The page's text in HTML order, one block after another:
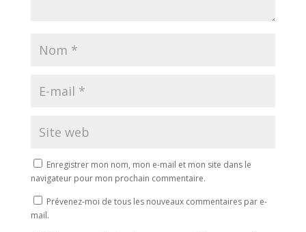
Enregistrer mon nom, mon e-mail et mon site dans le
navigateur pour mon prochain commentaire.
Prévenez-moi de tous les nouveaux commentaires par e-
mail.